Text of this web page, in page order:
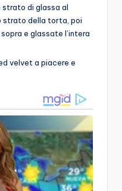
di glassa al
strato della torta, poi
e glassate l’intera
velvet a piacere e